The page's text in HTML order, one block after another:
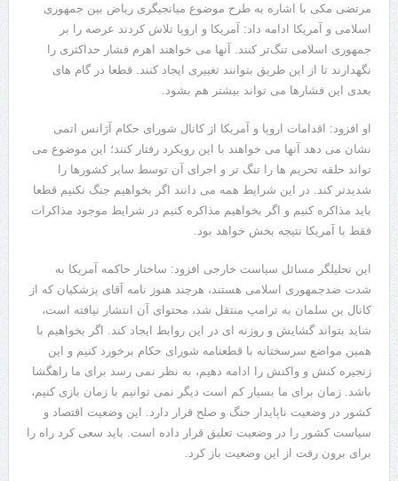
مرتضی مکی با اشاره به طرح موضوع میانجیگری ریاض بین جمهوری
اسلامی و آمریکا ادامه داد:‌ آمریکا و اروپا تلاش کردند عرصه را بر
جمهوری اسلامی تنگ‌تر کنند. آنها می خواهند اهرم فشار حداکثری را
نگهدارند تا از این طریق بتوانند تغییری ایجاد کنند. قطعا در گام های
بعدی این فشارها می تواند بیشتر هم بشود.
او افزود: اقدامات اروپا و آمریکا از کانال شورای حکام آژانس اتمی
نشان می دهد آنها می خواهند با این رویکرد رفتار کنند؛ این موضوع می
تواند حلقه تحریم ها را تنگ تر و اجرای آن توسط سایر کشورها را
شدیدتر کند. در این شرایط همه می دانند اگر بخواهیم جنگ نکنیم قطعا
باید مذاکره کنیم و اگر بخواهیم مذاکره کنیم در شرایط موجود مذاکرات
فقط با آمریکا نتیجه بخش خواهد بود.
این تحلیلگر مسائل سیاست خارجی افزود: ساختار حاکمه آمریکا به
شدت ضدجمهوری اسلامی هستند، هرچند هنوز نامه آقای پزشکیان که از
کانال بن سلمان به ترامپ منتقل شد،‌ محتوای آن انتشار نیافته است،
شاید بتواند گشایش و روزنه ای در این روابط ایجاد کند. اگر بخواهیم با
همین مواضع سرسختانه با قطعنامه شورای حکام برخورد کنیم و این
زنجیره کنش و واکنش را ادامه دهیم، به نظر نمی رسد برای ما راهگشا
باشد. زمان برای ما بسیار کم است دیگر نمی توانیم با زمان بازی کنیم،
کشور در وضعیت ناپایدار جنگ و صلح قرار دارد. این وضعیت اقتصاد و
سیاست کشور را در وضعیت تعلیق قرار داده است. باید سعی کرد راه را
برای برون رفت از این وضعیت باز کرد.